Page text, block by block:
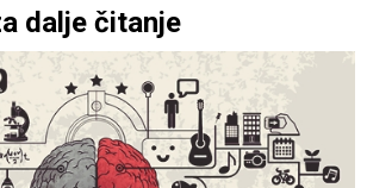
dalje čitanje